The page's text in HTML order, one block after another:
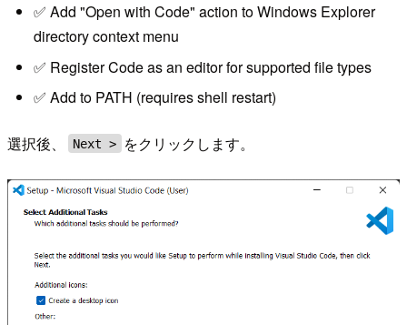
✅ Add "Open with Code" action to Windows Explorer
directory context menu
✅ Register Code as an editor for supported file types
✅ Add to PATH (requires shell restart)
選択後、 Next > をクリックします。